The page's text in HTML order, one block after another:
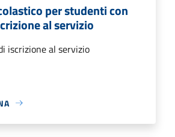
per studenti con
al servizio
iscrizione al servizio